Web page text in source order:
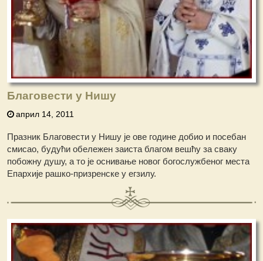
Благовести у Нишу
април 14, 2011
Празник Благовести у Нишу је ове године добио и посебан
смисао, будући обележен заиста благом вешћу за сваку
побожну душу, а то је оснивање новог богослужбеног места
Епархије рашко-призренске у егзилу.